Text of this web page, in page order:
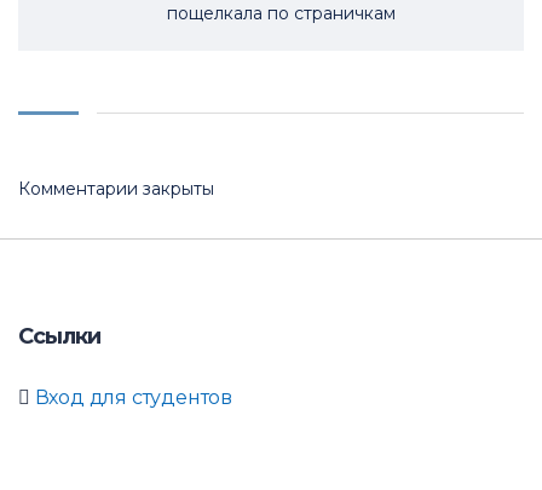
пощелкала по страничкам
Комментарии закрыты
Ссылки
Вход для студентов